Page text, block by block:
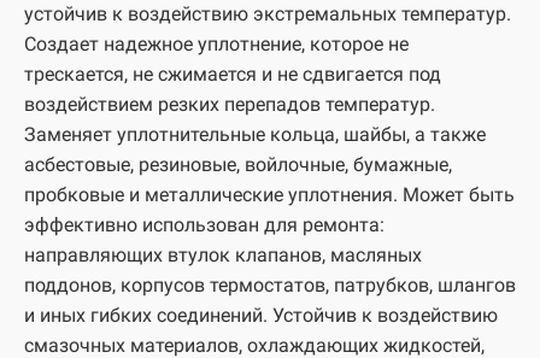
устойчив к воздействию экстремальных температур.
Создает надежное уплотнение, которое не
трескается, не сжимается и не сдвигается под
воздействием резких перепадов температур.
Заменяет уплотнительные кольца, шайбы, а также
асбестовые, резиновые, войлочные, бумажные,
пробковые и металлические уплотнения. Может быть
эффективно использован для ремонта:
направляющих втулок клапанов, масляных
поддонов, корпусов термостатов, патрубков, шлангов
и иных гибких соединений. Устойчив к воздействию
смазочных материалов, охлаждающих жидкостей,